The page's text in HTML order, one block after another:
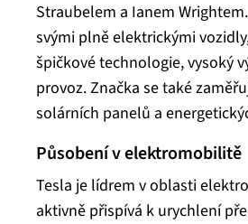
Straubelem a Ianem
svými plně elektrickými
špičkové technologie, vysoký
provoz. Značka se také
solárních panelů a
Působení v elektromobilitě
Tesla je lídrem v oblasti
aktivně přispívá k urychlení